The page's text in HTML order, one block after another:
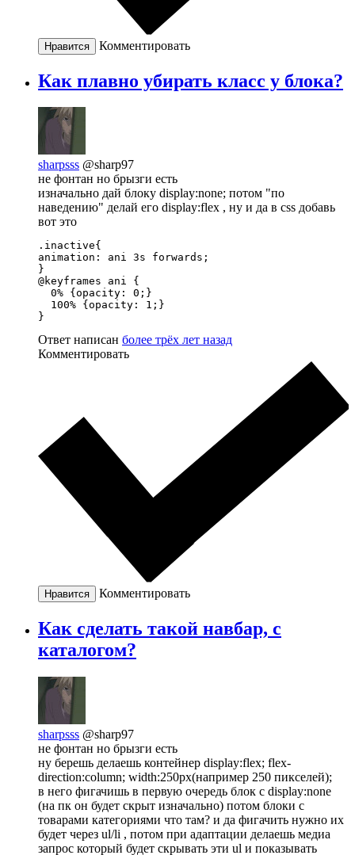
Нравится Комментировать
Как плавно убирать класс у блока?
sharpsss @sharp97
не фонтан но брызги есть
изначально дай блоку display:none; потом "по
наведению" делай его display:flex , ну и да в css добавь
вот это
.inactive{
animation: ani 3s forwards;
}
@keyframes ani {
  0% {opacity: 0;}
  100% {opacity: 1;}
}
Ответ написан более трёх лет назад
Комментировать
Нравится Комментировать
Как сделать такой навбар, с
каталогом?
sharpsss @sharp97
не фонтан но брызги есть
ну берешь делаешь контейнер display:flex; flex-
direction:column; width:250px(например 250 пикселей);
в него фигачишь в первую очередь блок с display:none
(на пк он будет скрыт изначально) потом блоки с
товарами категориями что там? и да фигачить нужно их
будет через ul/li , потом при адаптации делаешь медиа
запрос который будет скрывать эти ul и показывать